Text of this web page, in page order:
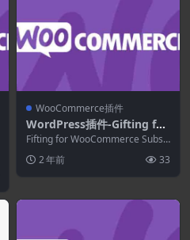
WooCommerce插件
WordPress插件-Gifting for
WooCommerce Subscripti
ons 2.7.0
Fifting for WooCommerce Subsc
2 年前 33